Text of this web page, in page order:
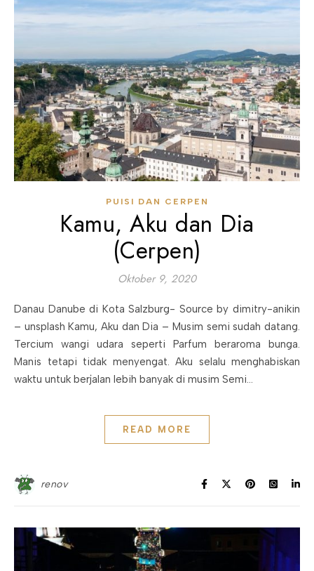
PUISI DAN CERPEN
Kamu, Aku dan Dia
(Cerpen)
Oktober 9, 2020
Danau Danube di Kota Salzburg- Source by dimitry-anikin
– unsplash Kamu, Aku dan Dia – Musim semi sudah datang.
Tercium wangi udara seperti Parfum beraroma bunga.
Manis tetapi tidak menyengat. Aku selalu menghabiskan
waktu untuk berjalan lebih banyak di musim Semi…
READ MORE
renov